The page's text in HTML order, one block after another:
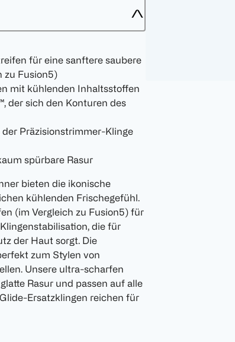
für eine sanftere saubere
zu Fusion5)
mit kühlenden Inhaltsstoffen
der sich den Konturen des
Präzisionstrimmer-Klinge
spürbare Rasur
bieten die ikonische
kühlenden Frischegefühl.
(im Vergleich zu Fusion5) für
die für
der Haut sorgt. Die
zum Stylen von
Unsere ultra-scharfen
Rasur und passen auf alle
Ersatzklingen reichen für